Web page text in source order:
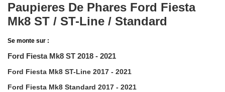
Paupieres De Phares Ford Fiesta
Mk8 ST / ST-Line / Standard
Se monte sur :
Ford Fiesta Mk8 ST 2018 - 2021
Ford Fiesta Mk8 ST-Line 2017 - 2021
Ford Fiesta Mk8 Standard 2017 - 2021